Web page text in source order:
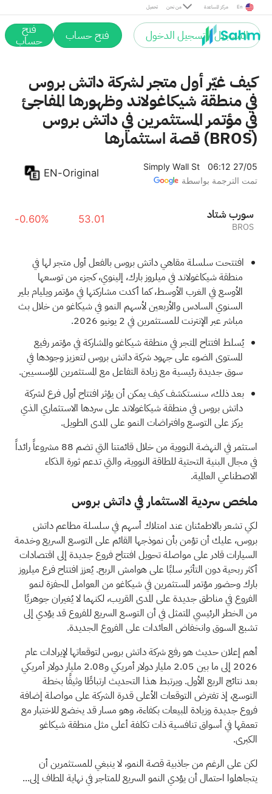
تحميل من نحن مركز المساعدة En
التسجيل / تسجيل الدخول فتح حساب فتح
حساب
كيف غيّر أول متجر لشركة داتش بروس
في منطقة شيكاغولاند وظهورها المفاجئ
في مؤتمر المستثمرين في داتش بروس
(BROS) قصة استثمارها
Simply Wall St
06:12 27/05
تمت الترجمة بواسطة
EN-Original
داتش بروس
BROS
53.01
-0.60%
افتتحت سلسلة مقاهي داتش بروس بالفعل أول متجر لها في
منطقة شيكاغولاند في ميلروز بارك، إلينوي، كجزء من توسعها
الأوسع في الغرب الأوسط، كما أكدت مشاركتها في مؤتمر ويليام بلير
السنوي السادس والأربعين لأسهم النمو في شيكاغو من خلال بث
مباشر عبر الإنترنت للمستثمرين في 2 يونيو 2026.
يُسلط افتتاح المتجر في منطقة شيكاغو والمشاركة في مؤتمر رفيع
المستوى الضوء على جهود شركة داتش بروس لتعزيز وجودها في
سوق جديدة رئيسية مع زيادة التفاعل مع المستثمرين المؤسسيين.
بعد ذلك، سنستكشف كيف يمكن أن يؤثر افتتاح أول فرع لشركة
داتش بروس في منطقة شيكاغولاند على سردها الاستثماري الذي
يركز على التوسع وافتراضات النمو على المدى الطويل.
استثمر في النهضة النووية من خلال قائمتنا التي تضم
88 مشروعاً رائداً
في مجال البنية التحتية للطاقة النووية، والتيتدعم ثورة الذكاء
الاصطناعي العالمية.
ملخص سردية الاستثمار في داتش بروس
لكي تشعر بالاطمئنان عند امتلاك أسهم في سلسلة مطاعم داتش
بروس، عليك أن تؤمن بأن نموذجها القائم على التوسع السريع وخدمة
السيارات قادر على مواصلة تحويل افتتاح فروع جديدة إلى اقتصادات
أكثر ربحية دون التأثير سلبًا على هوامش الربح. يُعزز افتتاح فرع ميلروز
بارك وحضور مؤتمر المستثمرين في شيكاغو من العوامل المحفزة لنمو
الفروع في مناطق جديدة على المدى القريب، لكنهما لا يُغيران جوهريًا
من الخطر الرئيسي المتمثل في أن التوسع السريع للفروع قد يؤدي إلى
تشبع السوق وانخفاض العائدات على الفروع الجديدة.
أهم إعلان حديث هو رفع شركة داتش بروس لتوقعاتها لإيرادات عام
2026 إلى ما بين 2.05 مليار دولار أمريكي و2.08 مليار دولار أمريكي
بعد نتائج الربع الأول. ويرتبط هذا التحديث ارتباطًا وثيقًا بخطة
التوسع، إذ تفترض التوقعات الأعلى قدرة الشركة على مواصلة إضافة
فروع جديدة وزيادة المبيعات بكفاءة، وهو مسار قد يخضع للاختبار مع
تعمقها في أسواق تنافسية ذات تكلفة أعلى مثل منطقة شيكاغو
الكبرى.
لكن على الرغم من جاذبية قصة النمو، لا ينبغي للمستثمرين أن
يتجاهلوا احتمال أن يؤدي النمو السريع للمتاجر في نهاية المطاف إلى...